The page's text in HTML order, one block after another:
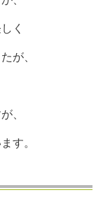
く
が、
、
す。